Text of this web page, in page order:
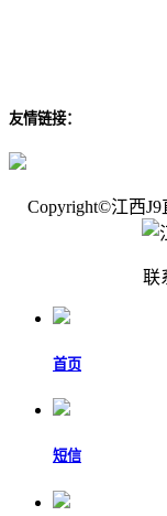
友情链接：
Copyright©江西
联
首页
短信